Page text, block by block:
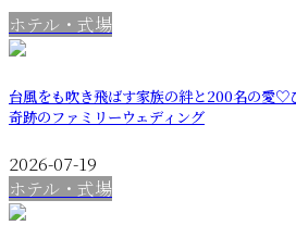
ホテル・式場
台風をも吹き飛ばす家族の絆と200名の愛♡
奇跡のファミリーウェディング
2026-07-19
ホテル・式場